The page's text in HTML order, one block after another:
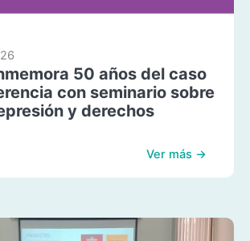
50 años del caso
con seminario sobre
y derechos
Ver más →